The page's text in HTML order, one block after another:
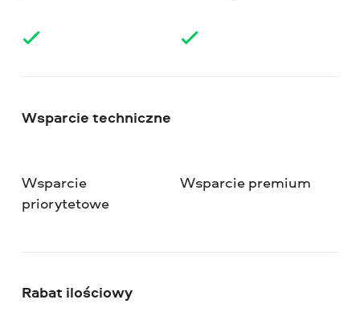
Wsparcie techniczne
Wsparcie
priorytetowe
Wsparcie premium
Rabat ilościowy